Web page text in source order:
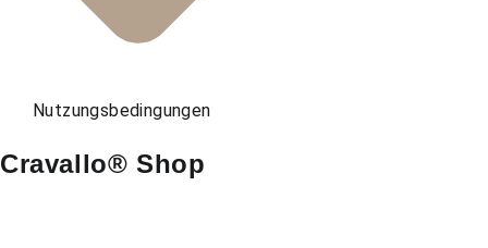
Nutzungsbedingungen
Cravallo® Shop